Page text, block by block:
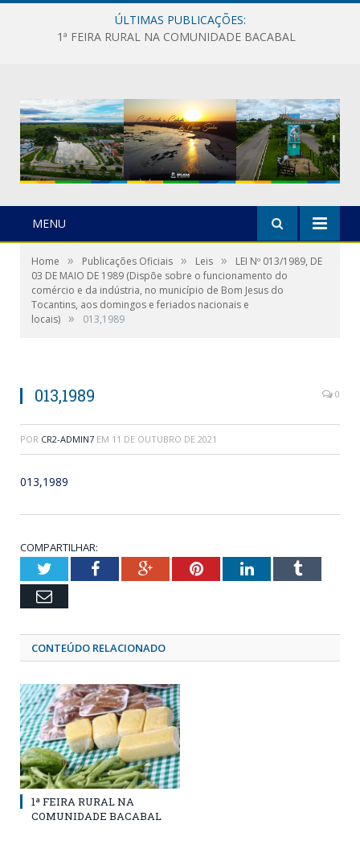
ÚLTIMAS PUBLICAÇÕES:
1ª FEIRA RURAL NA COMUNIDADE BACABAL
MENU
Home » Publicações Oficiais » Leis »
LEI Nº 013/1989, DE
03 DE MAIO DE 1989 (Dispõe sobre o funcionamento do
comércio e da indústria, no município de Bom Jesus do
Tocantins, aos domingos e feriados nacionais e
locais) » 013,1989
013,1989 0
POR CR2-ADMIN7 EM 11 DE OUTUBRO DE 2021
013,1989
COMPARTILHAR:
TwitterFacebookGoogle+PinterestLinkedInTumblr
Email
CONTEÚDO RELACIONADO
1ª FEIRA RURAL NA
COMUNIDADE BACABAL